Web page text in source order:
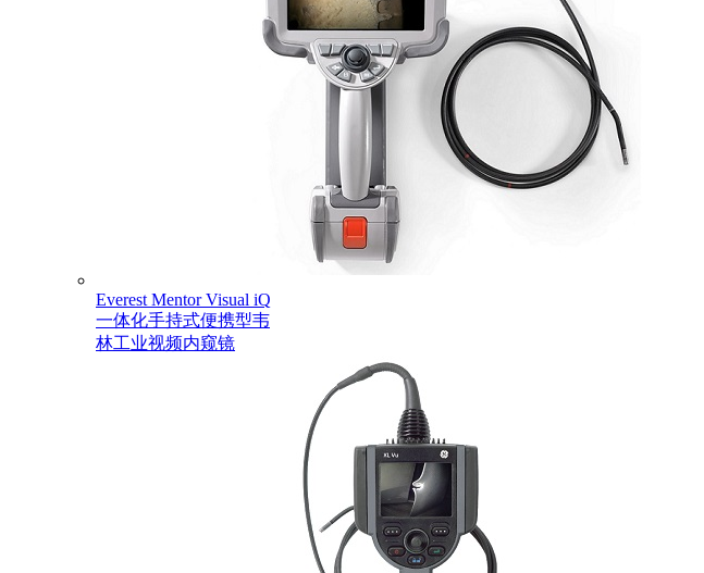
Everest Mentor Visual iQ
一体化手持式便携型韦
林工业视频内窥镜